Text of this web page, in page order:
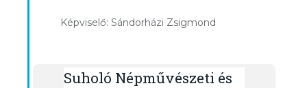
Képviselő: Sándorházi Zsigmond
Suholó Népművészeti és